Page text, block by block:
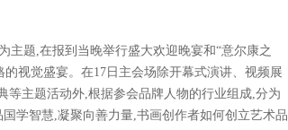
主题,在报到当晚举行盛大欢迎晚宴和“意尔康之
视觉盛宴。在17日主会场除开幕式演讲、视频展
等主题活动外,根据参会品牌人物的行业组成,分为
学智慧,凝聚向善力量,书画创作者如何创立艺术品